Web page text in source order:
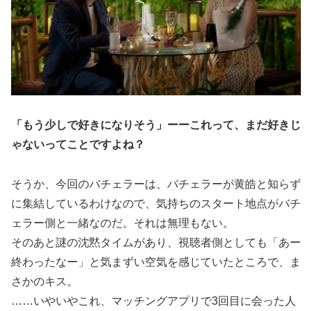
「もう少しで好きになりそう」ーーこれって、まだ好きじ
ゃないってことですよね？
そうか、今回のバチェラーは、バチェラーが黄皓と知らず
に集結しているわけなので、気持ちのスタート地点がバチ
ェラー側と一緒なのだ。それは無理もない。
そのあと謎の沈黙タイムがあり、視聴者側としても「あー
終わったなー」と気まずい空気を感じていたところで、ま
さかのキス。
……いやいやこれ、マッチングアプリで3回目に会った人